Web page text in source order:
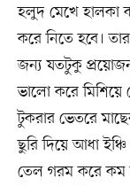
হলুদ মেখে হালকা
করে নিতে হবে।
জন্য যতটুকু
ভালো করে মিশিয়ে
টুকরার ভেতরে
ছুরি দিয়ে আধা
তেল গরম করে কম